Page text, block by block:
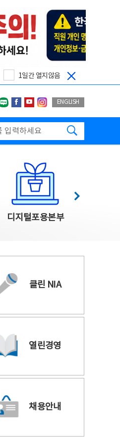
1일간 열지않음
네이버블로그
페이스북
유투브인스타그랩
ENGLISH
디지털포용본부
다음
클린 NIA
열린경영
채용안내